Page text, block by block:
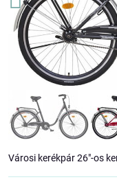
Városi kerékpár 26"-os